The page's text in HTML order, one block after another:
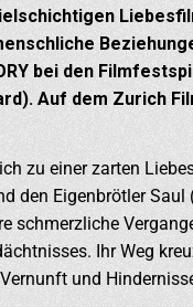
bei den
Auf dem Zurich
zu einer zarten
den Eigenbrötler
schmerzliche
Ihr Weg
und